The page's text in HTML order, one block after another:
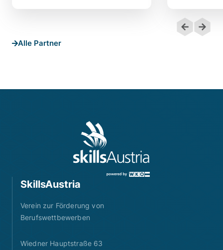
Alle Partner
SkillsAustria
Verein zur Förderung von
Berufswettbewerben
Wiedner Hauptstraße 63